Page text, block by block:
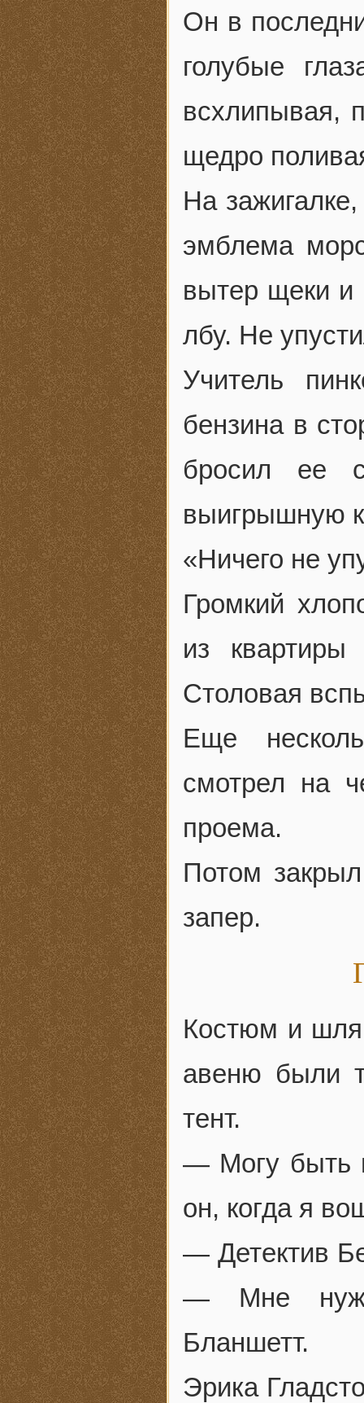
Он в
голубые
всхлипывая,
щедро
На
эмблема
вытер щеки и
лбу. Не
Учитель
бензина в
бросил ее
выигрышную
«Ничего не
Громкий
из
Столовая
Еще
смотрел на
проема.
Потом
запер.
Костюм и
авеню были
тент.
— Могу быть
он, когда я
— Детектив
— Мне
Бланшетт.
Эрика